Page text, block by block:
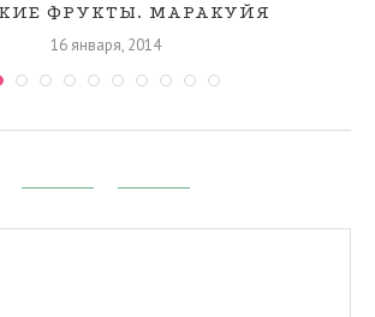
ФРУКТЫ. МАРАКУЙЯ
16 января, 2014